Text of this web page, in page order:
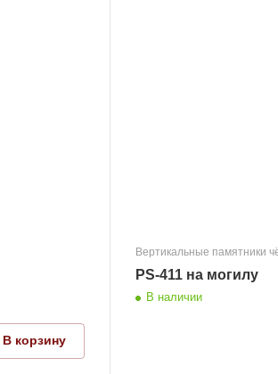
В корзину
Вертикальные памятники
PS-411 на могилу
В наличии